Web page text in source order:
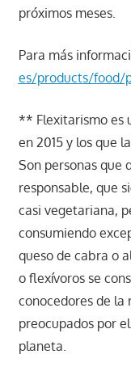
próximos meses.
Para más
es/products/food/
** Flexitarismo es
en 2015 y los que
Son personas que
responsable, que
casi vegetariana,
consumiendo
queso de cabra o
o flexívoros se
conocedores de la
preocupados por
planeta.